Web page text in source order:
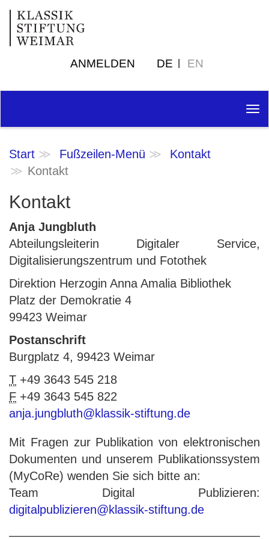
ANMELDEN DE EN
Start Fußzeilen-Menü
Kontakt
Kontakt
Kontakt
Anja Jungbluth
Abteilungsleiterin Digitaler Service,
Digitalisierungszentrum und Fotothek
Direktion Herzogin Anna Amalia Bibliothek
Platz der Demokratie 4
99423 Weimar
Postanschrift
Burgplatz 4, 99423 Weimar
T +49 3643 545 218
F +49 3643 545 822
anja.jungbluth@klassik-stiftung.de
Mit Fragen zur Publikation von elektronischen
Dokumenten und unserem Publikationssystem
(MyCoRe) wenden Sie sich bitte an:
Team Digital Publizieren:
digitalpublizieren@klassik-stiftung.de